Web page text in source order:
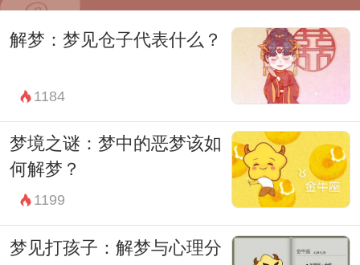
另外，梦境也可能只是大脑在整理信息和排
解压力，因此并不必过分解读。但如果梦见
两条鱼溜走引起了强烈的情绪波动，那么可
以尝试倾听心灵的声音，寻找自我成长和调
适情绪的途径。
综上所述，梦见两条鱼溜走可能暗示了内心
的焦虑和矛盾，需要认真对待并加以解决。
对于梦者来说，应当理性看待梦境，审视自
己的内心世界，寻找解决问题的途径。生活
解梦：梦见仓子代表什么？
1184
梦境之谜：梦中的恶梦该如
何解梦？
1199
梦见打孩子：解梦与心理分